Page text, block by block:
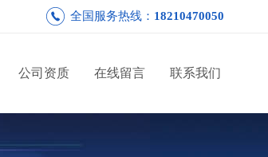
全国服务热线： 18210470050
公司资质 在线留言 联系我们